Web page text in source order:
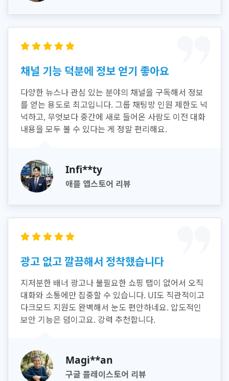
채널 기능 덕분에 정보 얻기 좋아요
다양한 뉴스나 관심 있는 분야의 채널을 구독해서 정보
를 얻는 용도로 최고입니다. 그룹 채팅방 인원 제한도 넉
넉하고, 무엇보다 중간에 새로 들어온 사람도 이전 대화
내용을 모두 볼 수 있다는 게 정말 편리해요.
Infi**ty
애플 앱스토어 리뷰
광고 없고 깔끔해서 정착했습니다
지저분한 배너 광고나 불필요한 쇼핑 탭이 없어서 오직
대화와 소통에만 집중할 수 있습니다. UI도 직관적이고
다크모드 지원도 완벽해서 눈도 편안하네요. 압도적인
보안 기능은 덤이고요. 강력 추천합니다.
Magi**an
구글 플레이스토어 리뷰